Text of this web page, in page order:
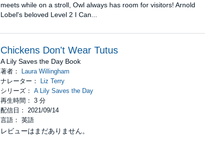
meets while on a stroll, Owl always has room for visitors! Arnold
Lobel's beloved Level 2 I Can...
Chickens Don't Wear Tutus
A Lily Saves the Day Book
著者：
Laura Willingham
ナレーター：
Liz Terry
シリーズ： A Lily Saves the Day
再生時間： 3 分
配信日： 2021/09/14
言語： 英語
レビューはまだありません。